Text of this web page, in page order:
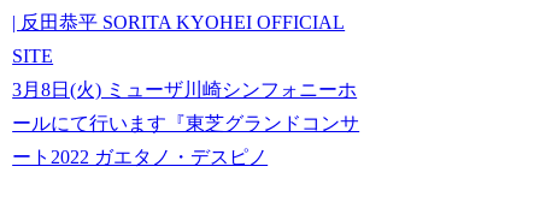
| 反田恭平 SORITA KYOHEI OFFICIAL
SITE
3月8日(火) ミューザ川崎シンフォニーホ
ールにて行います『東芝グランドコンサ
ート2022 ガエタノ・デスピノ